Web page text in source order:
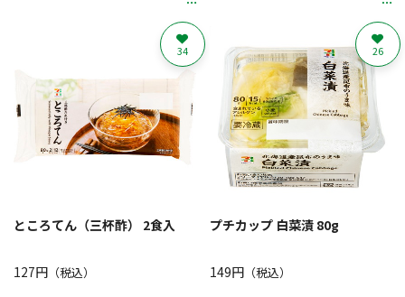
ところてん（三杯酢） 2食入
127円 （税込）
34
プチカップ 白菜漬 80g
149円（税込）
26